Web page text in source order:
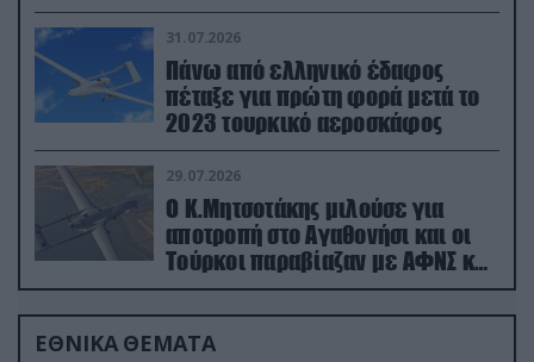
31.07.2026
Πάνω από ελληνικό έδαφος
πέταξε για πρώτη φορά μετά το
2023 τουρκικό αεροσκάφος
29.07.2026
Ο Κ.Μητσοτάκης μιλούσε για
αποτροπή στο Αγαθονήσι και οι
Τούρκοι παραβίαζαν με ΑΦΝΣ και
drone
ΕΘΝΙΚΑ ΘΕΜΑΤΑ